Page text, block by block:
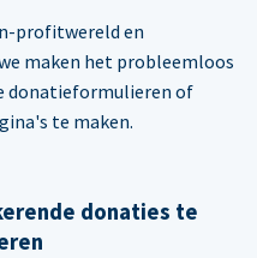
profitwereld en
maken het probleemloos
donatieformulieren of
te maken.
donaties te